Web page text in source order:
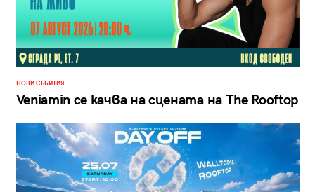
НОВИ СЪБИТИЯ
Veniamin се качва на сцената на The Rooftop